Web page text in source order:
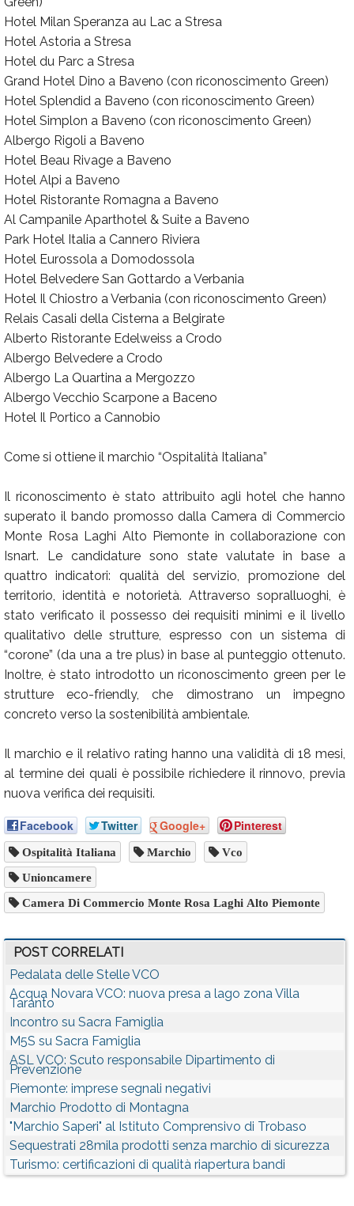
Hotel Milan Speranza au Lac a Stresa
Hotel Astoria a Stresa
Hotel du Parc a Stresa
Grand Hotel Dino a Baveno (con riconoscimento Green)
Hotel Splendid a Baveno (con riconoscimento Green)
Hotel Simplon a Baveno (con riconoscimento Green)
Albergo Rigoli a Baveno
Hotel Beau Rivage a Baveno
Hotel Alpi a Baveno
Hotel Ristorante Romagna a Baveno
Al Campanile Aparthotel & Suite a Baveno
Park Hotel Italia a Cannero Riviera
Hotel Eurossola a Domodossola
Hotel Belvedere San Gottardo a Verbania
Hotel Il Chiostro a Verbania (con riconoscimento Green)
Relais Casali della Cisterna a Belgirate
Alberto Ristorante Edelweiss a Crodo
Albergo Belvedere a Crodo
Albergo La Quartina a Mergozzo
Albergo Vecchio Scarpone a Baceno
Hotel Il Portico a Cannobio
Come si ottiene il marchio “Ospitalità Italiana”
Il riconoscimento è stato attribuito agli hotel che hanno
superato il bando promosso dalla Camera di Commercio
Monte Rosa Laghi Alto Piemonte in collaborazione con
Isnart. Le candidature sono state valutate in base a
quattro indicatori: qualità del servizio, promozione del
territorio, identità e notorietà. Attraverso sopralluoghi, è
stato verificato il possesso dei requisiti minimi e il livello
qualitativo delle strutture, espresso con un sistema di
“corone” (da una a tre plus) in base al punteggio ottenuto.
Inoltre, è stato introdotto un riconoscimento green per le
strutture eco-friendly, che dimostrano un impegno
concreto verso la sostenibilità ambientale.
Il marchio e il relativo rating hanno una validità di 18 mesi,
al termine dei quali è possibile richiedere il rinnovo, previa
nuova verifica dei requisiti.
Facebook Twitter Google+ Pinterest
Ospitalità Italiana Marchio Vco
Unioncamere
Camera Di Commercio Monte Rosa Laghi Alto Piemonte
POST CORRELATI
Pedalata delle Stelle VCO
Acqua Novara VCO: nuova presa a lago zona Villa
Taranto
Incontro su Sacra Famiglia
M5S su Sacra Famiglia
ASL VCO: Scuto responsabile Dipartimento di
Prevenzione
Piemonte: imprese segnali negativi
Marchio Prodotto di Montagna
"Marchio Saperi" al Istituto Comprensivo di Trobaso
Sequestrati 28mila prodotti senza marchio di sicurezza
Turismo: certificazioni di qualità riapertura bandi